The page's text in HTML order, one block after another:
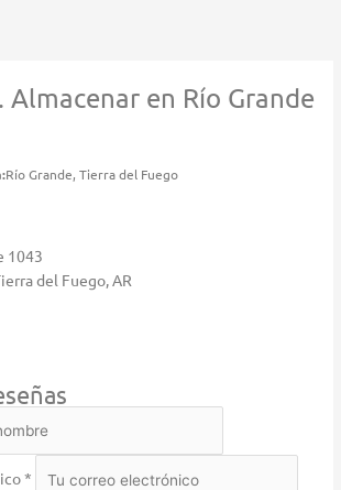
Almacenar en Río Grande
Río Grande, Tierra del Fuego
1043
del Fuego, AR
*